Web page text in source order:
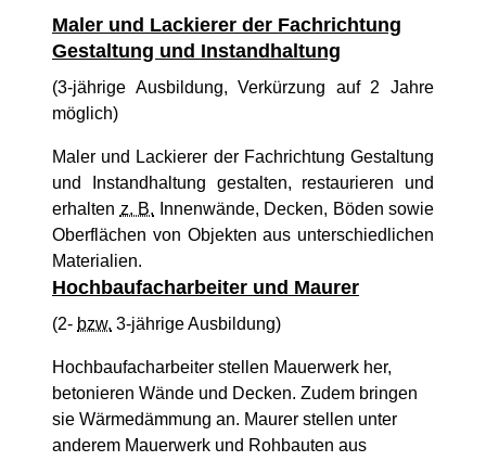
Maler und Lackierer der Fachrichtung
Gestaltung und Instandhaltung
(3-jährige Ausbildung, Verkürzung auf 2 Jahre
möglich)
Maler und Lackierer der Fachrichtung Gestaltung
und Instandhaltung gestalten, restaurieren und
erhalten z. B. Innenwände, Decken, Böden sowie
Oberflächen von Objekten aus unterschiedlichen
Materialien.
Hochbaufacharbeiter und Maurer
(2- bzw. 3-jährige Ausbildung)
Hochbaufacharbeiter stellen Mauerwerk her,
betonieren Wände und Decken. Zudem bringen
sie Wärmedämmung an. Maurer stellen unter
anderem Mauerwerk und Rohbauten aus